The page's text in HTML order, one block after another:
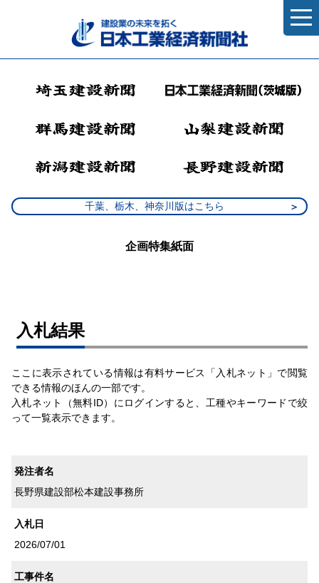
千葉、栃木、神奈川版はこちら
企画特集紙面
⼊札結果
ここに表示されている情報は有料サービス「入札ネット」で閲覧
できる情報のほんの一部です。
入札ネット（無料ID）にログインすると、工種やキーワードで絞
って一覧表示できます。
発注者名
長野県建設部松本建設事務所
入札日
2026/07/01
工事件名